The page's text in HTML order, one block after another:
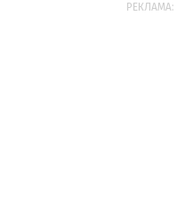
РЕКЛАМА: